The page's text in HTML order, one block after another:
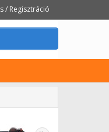
/ Regisztráció